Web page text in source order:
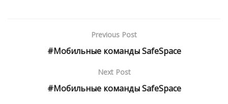
Previous Post
#Мобильные команды SafeSpace
Next Post
#Мобильные команды SafeSpace